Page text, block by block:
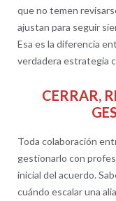
que no temen
ajustan para seguir
Esa es la diferencia
verdadera estrategia
CERRAR,
Toda colaboración
gestionarlo con
inicial del acuerdo.
cuándo escalar una